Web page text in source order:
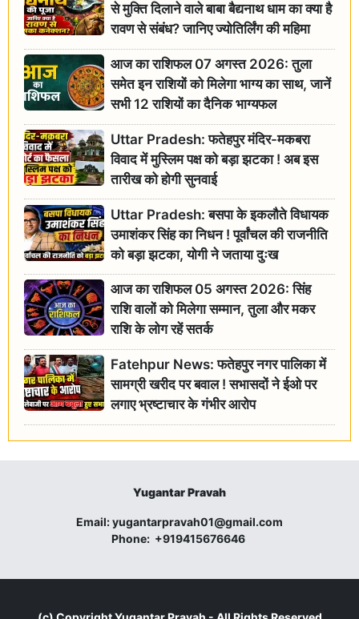
से मुक्ति दिलाने वाले बाबा बैद्यनाथ धाम का क्या है
रावण से संबंध? जानिए ज्योतिर्लिंग की महिमा
आज का राशिफल 07 अगस्त 2026: तुला
समेत इन राशियों को मिलेगा भाग्य का साथ, जानें
सभी 12 राशियों का दैनिक भाग्यफल
Uttar Pradesh: फतेहपुर मंदिर-मकबरा
विवाद में मुस्लिम पक्ष को बड़ा झटका ! अब इस
तारीख को होगी सुनवाई
Uttar Pradesh: बसपा के इकलौते विधायक
उमाशंकर सिंह का निधन ! पूर्वांचल की राजनीति
को बड़ा झटका, योगी ने जताया दुःख
आज का राशिफल 05 अगस्त 2026: सिंह
राशि वालों को मिलेगा सम्मान, तुला और मकर
राशि के लोग रहें सतर्क
Fatehpur News: फतेहपुर नगर पालिका में
सामग्री खरीद पर बवाल ! सभासदों ने ईओ पर
लगाए भ्रष्टाचार के गंभीर आरोप
Yugantar Pravah
Email:yugantarpravah01@gmail.com
Phone: +919415676646